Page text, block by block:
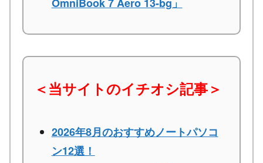
OmniBook 7 Aero 13-bg」
＜当サイトのイチオシ記事＞
2026年8月のおすすめノートパソコ
ン12選！